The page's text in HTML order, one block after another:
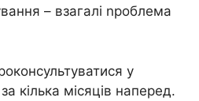
– взагалі nроблема
у
кілька місяців наперед.